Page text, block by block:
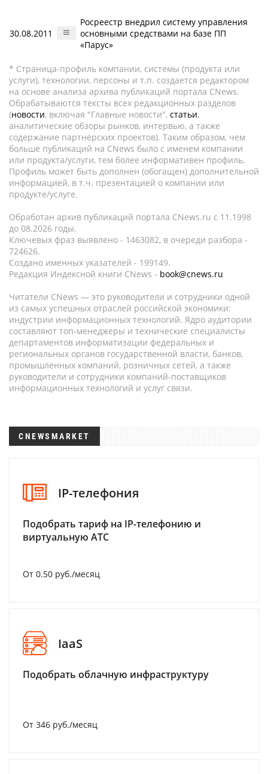
30.08.2011
Росреестр внедрил систему управления
основными средствами на базе ПП
«Парус»
* Страница-профиль компании, системы (продукта или
услуги), технологии, персоны и т.п. создается редактором
на основе анализа архива публикаций портала CNews.
Обрабатываются тексты всех редакционных разделов
(новости, включая "Главные новости", статьи,
аналитические обзоры рынков, интервью, а также
содержание партнёрских проектов). Таким образом, чем
больше публикаций на CNews было с именем компании
или продукта/услуги, тем более информативен профиль.
Профиль может быть дополнен (обогащен) дополнительной
информацией, в т.ч. презентацией о компании или
продукте/услуге.
Обработан архив публикаций портала CNews.ru c 11.1998
до 08.2026 годы.
Ключевых фраз выявлено - 1463082, в очереди разбора -
724626.
Создано именных указателей - 199149.
Редакция Индексной книги CNews - book@cnews.ru
Читатели CNews — это руководители и сотрудники одной
из самых успешных отраслей российской экономики:
индустрии информационных технологий. Ядро аудитории
составляют топ-менеджеры и технические специалисты
департаментов информатизации федеральных и
региональных органов государственной власти, банков,
промышленных компаний, розничных сетей, а также
руководители и сотрудники компаний-поставщиков
информационных технологий и услуг связи.
CNEWSMARKET
IP-телефония
Подобрать тариф на IP-телефонию и
виртуальную АТС
От 0.50 руб./месяц
IaaS
Подобрать облачную инфраструктуру
От 346 руб./месяц